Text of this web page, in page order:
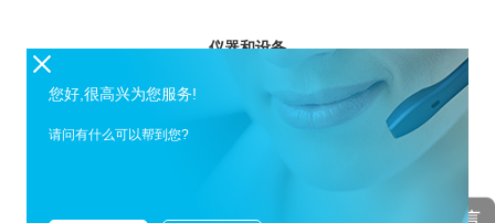
仪器和设备
4.3 磁力搅拌器。
您好,很高兴为您服务!
请问有什么可以帮到您?